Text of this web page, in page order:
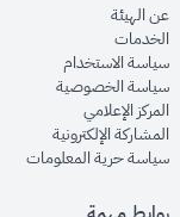
عن الهيئةin new window
الخدماتin new window
سياسة الاستخدام
سياسة الخصوصية
المركز الإعلاميwindow
المشاركة الإلكترونية
سياسة حرية المعلومات